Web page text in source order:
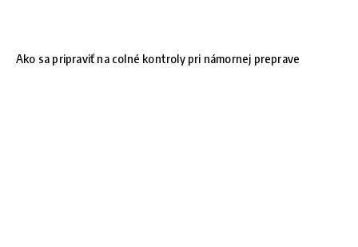
Ako sa pripraviť na colné kontroly pri námornej preprave